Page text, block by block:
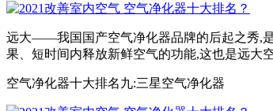
远大——我国国产空气净化器品牌的后起之秀,
果、短时间内释放新鲜空气的功能,这也是远大
空气净化器十大排名九:三星空气净化器